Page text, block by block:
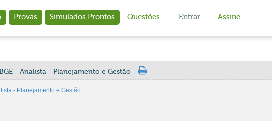
Provas Simulados Prontos Questões Entrar Assine
- Analista - Planejamento e Gestão
- Planejamento e Gestão